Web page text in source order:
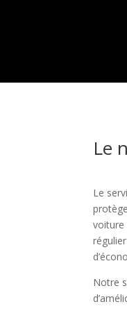
Le
Le
voiture
Notre